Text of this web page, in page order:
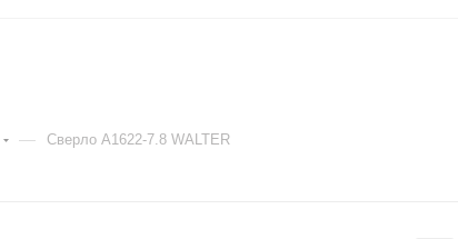
— Сверло A1622-7.8 WALTER